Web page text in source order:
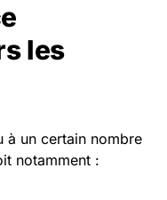
les
à un certain nombre
notamment :